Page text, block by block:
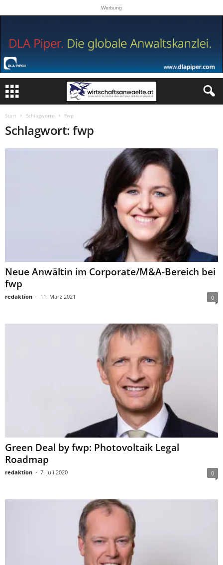
Werbung
Start Schlagworte Fwp
Schlagwort: fwp
Neue Anwältin im Corporate/M&A-Bereich bei
fwp
redaktion - 11. März 2021 0
Green Deal by fwp: Photovoltaik Legal
Roadmap
redaktion - 7. Juli 2020 0